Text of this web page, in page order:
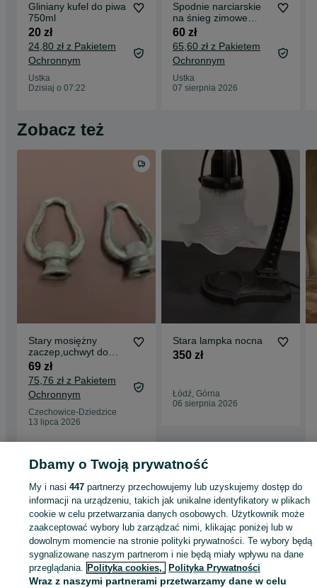
Gliniany kufel do piwa
750ml
20 zł
24,80 zł z Pakietem
Ochronnym
Ustka
Dzisiaj o 07:22
Spodnie narciarskie
na śnieg zimowe
r.116
60 zł
65,60 zł z Pakietem
Ochronnym
Ustka
07 sierpnia 2026
Zobacz też
Stary mosiężny
zaczep,uchwyt do
lampa,żyrandol
itp.cena za 1 sztukę
69 zł
75,76 zł z Pakietem
Ochronnym
Czechowice-Dziedzice
13 lipca 2026
Stara lampka nocna
350 zł
Łódź, Górna
06 sierpnia 2026
Pomorskie
Lampki - Grabno
KATEGORIA
ID:731332604 Wyświetlenia:
Dbamy o Twoją prywatność
My i nasi447 partnerzy przechowujemy lub uzyskujemy dostęp do
informacji na urządzeniu, takich jak unikalne identyfikatory w plikach
cookie w celu przetwarzania danych osobowych. Użytkownik może
zaakceptować wybory lub zarządzać nimi, klikając poniżej lub w
dowolnym momencie na stronie polityki prywatności. Te wybory będą
sygnalizowane naszym partnerom i nie będą miały wpływu na dane
przeglądania. Polityka cookies, Polityka Prywatności
Wraz z naszymi partnerami przetwarzamy dane w celu